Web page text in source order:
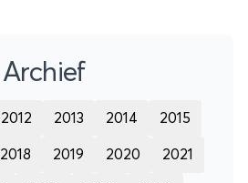
Archief
2012 2013 2014 2015
2018 2019 2020 2021